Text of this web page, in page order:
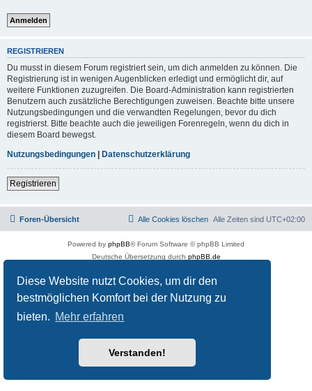
Diese Website nutzt Cookies, um dir den
bestmöglichen Komfort bei der Nutzung zu
bieten. Mehr erfahren
Verstanden!
REGISTRIEREN
Du musst in diesem Forum registriert sein, um dich anmelden zu können. Die
Registrierung ist in wenigen Augenblicken erledigt und ermöglicht dir, auf
weitere Funktionen zuzugreifen. Die Board-Administration kann registrierten
Benutzern auch zusätzliche Berechtigungen zuweisen. Beachte bitte unsere
Nutzungsbedingungen und die verwandten Regelungen, bevor du dich
registrierst. Bitte beachte auch die jeweiligen Forenregeln, wenn du dich in
diesem Board bewegst.
Nutzungsbedingungen | Datenschutzerklärung
Registrieren
Foren-Übersicht Alle Zeiten sind UTC+02:00
Alle Cookies löschen
Powered by phpBB® Forum Software © phpBB Limited
Deutsche Übersetzung durch phpBB.de